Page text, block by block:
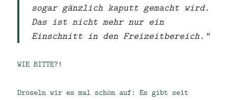
sogar gänzlich kaputt gemacht wird.
Das ist nicht mehr nur ein
Einschnitt in den Freizeitbereich.“
WIE BITTE?!
Dröseln wir es mal schön auf: Es gibt seit